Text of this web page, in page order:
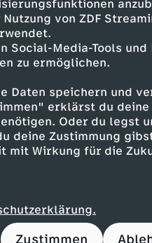
von ZDF
Social-Media-Tools und
zu ermöglichen.
Daten speichern und
erklärst du deine
Oder du legst
deine Zustimmung
mit Wirkung für die
Zustimmen
Löwenzahn